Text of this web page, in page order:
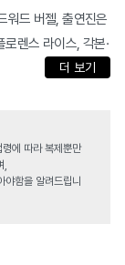
워드 버젤, 출연진은
렌스 라이스, 각본·
더 보기
에 따라 복제뿐만
함을 알려드립니